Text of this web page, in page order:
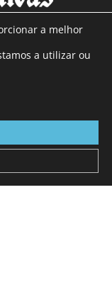
de 90 anos de
leitores por
em Portugal
a melhor
a utilizar ou